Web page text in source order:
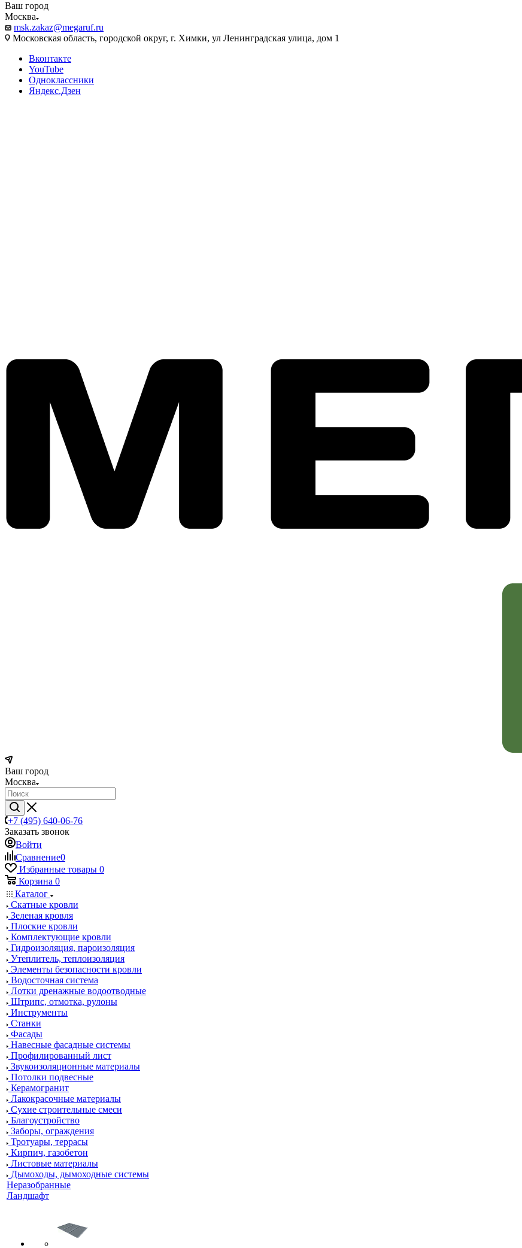
Ваш город
Москва
msk.zakaz@megaruf.ru
Московская область, городской округ, г. Химки, ул Ленинградская улица, дом 1
Вконтакте
YouTube
Одноклассники
Яндекс.Дзен
Ваш город
Москва
+7 (495) 640-06-76
Заказать звонок
Войти
Сравнение0
Избранные товары 0
Корзина 0
Каталог
Скатные кровли
Зеленая кровля
Плоские кровли
Комплектующие кровли
Гидроизоляция, пароизоляция
Утеплитель, теплоизоляция
Элементы безопасности кровли
Водосточная система
Лотки дренажные водоотводные
Штрипс, отмотка, рулоны
Инструменты
Станки
Фасады
Навесные фасадные системы
Профилированный лист
Звукоизоляционные материалы
Потолки подвесные
Керамогранит
Лакокрасочные материалы
Сухие строительные смеси
Благоустройство
Заборы, ограждения
Тротуары, террасы
Кирпич, газобетон
Листовые материалы
Дымоходы, дымоходные системы
Неразобранные
Ландшафт